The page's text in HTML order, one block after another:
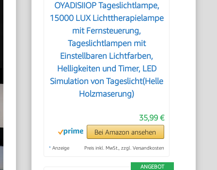
OYADISIIOP Tageslichtlampe,
15000 LUX Lichttherapielampe
mit Fernsteuerung,
Tageslichtlampen mit
Einstellbaren Lichtfarben,
Helligkeiten und Timer, LED
Simulation von Tageslicht(Helle
Holzmaserung)
35,99 €
Bei Amazon ansehen
* Anzeige Preis inkl. MwSt., zzgl. Versandkosten
ANGEBOT